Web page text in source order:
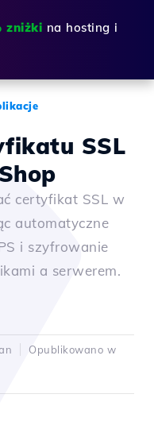
zniżki na hosting i
SSL
certyfikat SSL w
automatyczne
i szyfrowanie
a serwerem.
Opublikowano w